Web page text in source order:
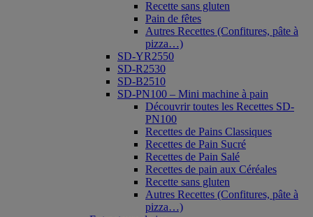
Recette sans gluten
Pain de fêtes
Autres Recettes (Confitures, pâte à
pizza…)
SD-YR2550
SD-R2530
SD-B2510
SD-PN100 – Mini machine à pain
Découvrir toutes les Recettes SD-
PN100
Recettes de Pains Classiques
Recettes de Pain Sucré
Recettes de Pain Salé
Recettes de pain aux Céréales
Recette sans gluten
Autres Recettes (Confitures, pâte à
pizza…)